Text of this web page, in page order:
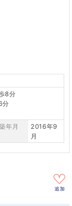
8分
分
年月
2016年9
月
追加